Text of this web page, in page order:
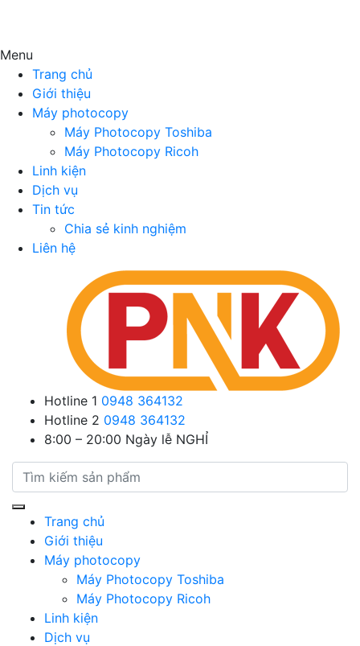
Menu
Trang chủ
Giới thiệu
Máy photocopy
Máy Photocopy Toshiba
Máy Photocopy Ricoh
Linh kiện
Dịch vụ
Tin tức
Chia sẻ kinh nghiệm
Liên hệ
Hotline 1 0948 364132
Hotline 2 0948 364132
8:00 – 20:00 Ngày lễ NGHỈ
Trang chủ
Giới thiệu
Máy photocopy
Máy Photocopy Toshiba
Máy Photocopy Ricoh
Linh kiện
Dịch vụ